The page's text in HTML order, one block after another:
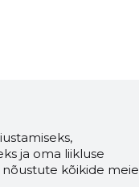
ja oma liikluse
nõustute kõikide meie